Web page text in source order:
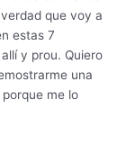
que voy a
estas 7
y prou. Quiero
una
me lo